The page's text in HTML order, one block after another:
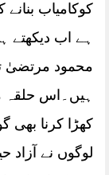
کوکامیاب
ہے اب
محمود مرتضیٰ
ہیں۔اس حلقہ
کھڑا کرنا بھی
لوگوں نے